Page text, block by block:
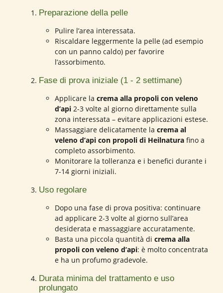
Preparazione della pelle
Pulire l’area interessata.
Riscaldare leggermente la pelle (ad esempio
con un panno caldo) per favorire
l’assorbimento.
Fase di prova iniziale (1 - 2 settimane)
Applicare la crema alla propoli con veleno
d’api 2-3 volte al giorno direttamente sulla
zona interessata – evitare applicazioni estese.
Massaggiare delicatamente la crema al
veleno d’api con propoli di Heilnatura fino a
completo assorbimento.
Monitorare la tolleranza e i benefici durante i
7-14 giorni iniziali.
Uso regolare
Dopo una fase di prova positiva: continuare
ad applicare 2-3 volte al giorno sull’area
desiderata e massaggiare accuratamente.
Basta una piccola quantità di crema alla
propoli con veleno d’api: è molto concentrata
e ha un profumo gradevole.
Durata minima del trattamento e uso
prolungato